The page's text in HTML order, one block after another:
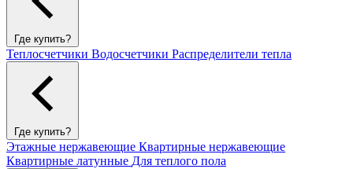
Где купить?
Теплосчетчики Водосчетчики Распределители тепла
Где купить?
Этажные нержавеющие Квартирные нержавеющие
Квартирные латунные Для теплого пола